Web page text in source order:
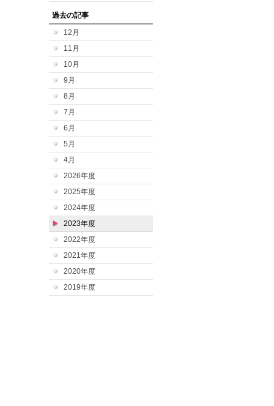
過去の記事
12月
11月
10月
9月
8月
7月
6月
5月
4月
2026年度
2025年度
2024年度
2023年度
2022年度
2021年度
2020年度
2019年度